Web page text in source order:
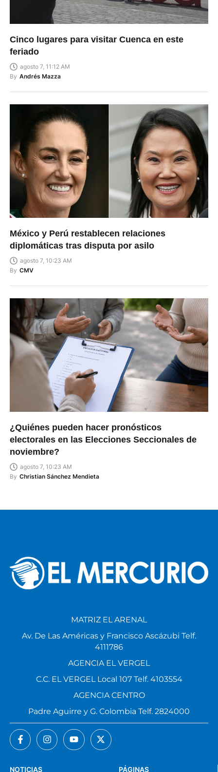
Cinco lugares para visitar Cuenca en este
feriado
agosto 7, 11:12 AM
By Andrés Mazza
México y Perú restablecen relaciones
diplomáticas tras disputa por asilo
agosto 7, 10:23 AM
By CMV
¿Quiénes pueden hacer pronósticos
electorales en las Elecciones Seccionales de
noviembre?
agosto 7, 10:23 AM
By Christian Sánchez Mendieta
PÁGINAS
NOTICIAS
MATRIZ EL ARENAL
Av. De Las Américas y Francisco Ascázubi Telf.
4111786
AGENCIA EL VERGEL
C.C. EL VERGEL Local 107 Telf. 4103554
AGENCIA CENTRO
Padre Aguirre y G. Colombia Telf. 2824000